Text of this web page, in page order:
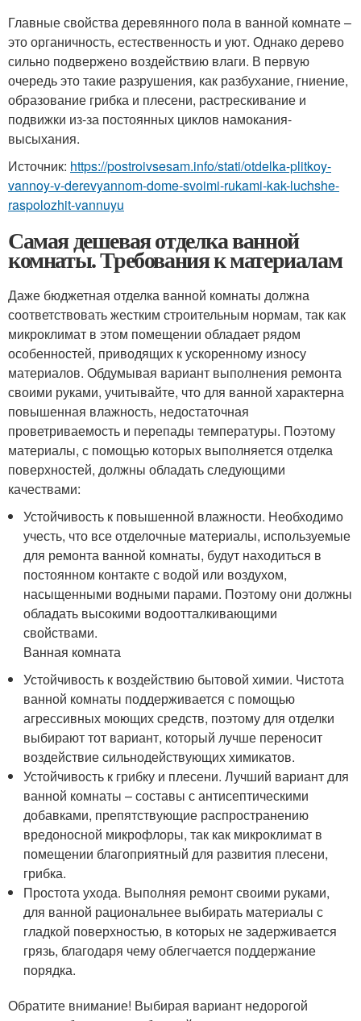
Главные свойства деревянного пола в ванной комнате –
это органичность, естественность и уют. Однако дерево
сильно подвержено воздействию влаги. В первую
очередь это такие разрушения, как разбухание, гниение,
образование грибка и плесени, растрескивание и
подвижки из-за постоянных циклов намокания-
высыхания.
Источник: https://postroivsesam.info/stati/otdelka-plitkoy-
vannoy-v-derevyannom-dome-svoimi-rukami-kak-luchshe-
raspolozhit-vannuyu
Самая дешевая отделка ванной
комнаты. Требования к материалам
Даже бюджетная отделка ванной комнаты должна
соответствовать жестким строительным нормам, так как
микроклимат в этом помещении обладает рядом
особенностей, приводящих к ускоренному износу
материалов. Обдумывая вариант выполнения ремонта
своими руками, учитывайте, что для ванной характерна
повышенная влажность, недостаточная
проветриваемость и перепады температуры. Поэтому
материалы, с помощью которых выполняется отделка
поверхностей, должны обладать следующими
качествами:
Устойчивость к повышенной влажности. Необходимо
учесть, что все отделочные материалы, используемые
для ремонта ванной комнаты, будут находиться в
постоянном контакте с водой или воздухом,
насыщенными водными парами. Поэтому они должны
обладать высокими водоотталкивающими
свойствами.
Ванная комната
Устойчивость к воздействию бытовой химии. Чистота
ванной комнаты поддерживается с помощью
агрессивных моющих средств, поэтому для отделки
выбирают тот вариант, который лучше переносит
воздействие сильнодействующих химикатов.
Устойчивость к грибку и плесени. Лучший вариант для
ванной комнаты – составы с антисептическими
добавками, препятствующие распространению
вредоносной микрофлоры, так как микроклимат в
помещении благоприятный для развития плесени,
грибка.
Простота ухода. Выполняя ремонт своими руками,
для ванной рациональнее выбирать материалы с
гладкой поверхностью, в которых не задерживается
грязь, благодаря чему облегчается поддержание
порядка.
Обратите внимание! Выбирая вариант недорогой